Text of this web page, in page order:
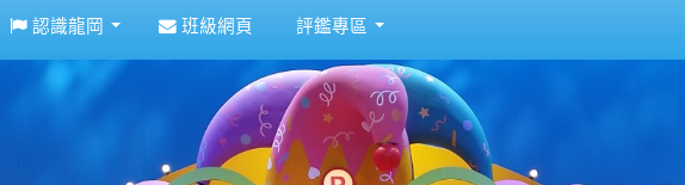
認識龍岡 班級網頁 評鑑專區